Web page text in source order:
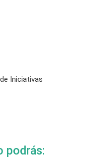
Iniciativas
podrás: